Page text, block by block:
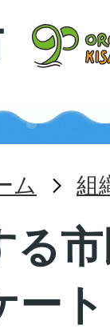
ム 組
る
ート